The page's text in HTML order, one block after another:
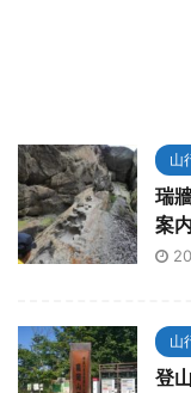
山
瑞
案
山
登